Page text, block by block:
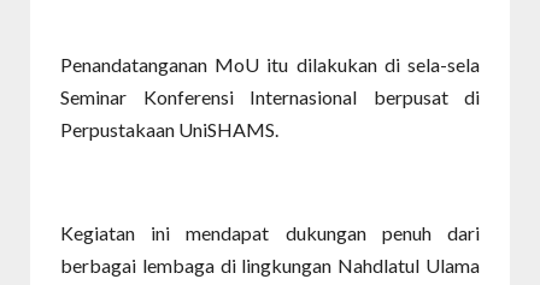
Penandatanganan MoU itu dilakukan di sela-sela
Seminar Konferensi Internasional berpusat di
Perpustakaan UniSHAMS.
Kegiatan ini mendapat dukungan penuh dari
berbagai lembaga di lingkungan Nahdlatul Ulama